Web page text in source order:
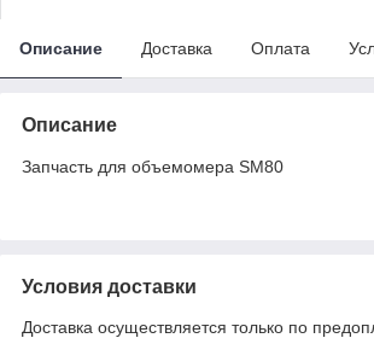
Описание Доставка Оплата
Описание
Запчасть для объемомера SM80
Условия доставки
Доставка осуществляется только по